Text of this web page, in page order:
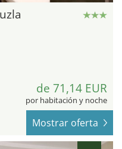
de 71,14 EUR
por habitación y noche
Mostrar oferta